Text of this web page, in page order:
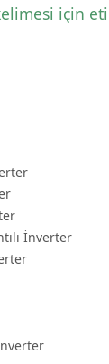
için
İnverter